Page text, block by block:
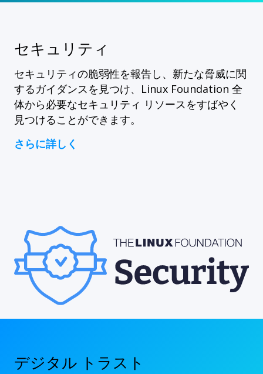
セキュリティ
セキュリティの脆弱性を報告し、新たな脅威に関
するガイダンスを見つけ、Linux Foundation 全
体から必要なセキュリティ リソースをすばやく
見つけることができます。
さらに詳しく
デジタル トラスト